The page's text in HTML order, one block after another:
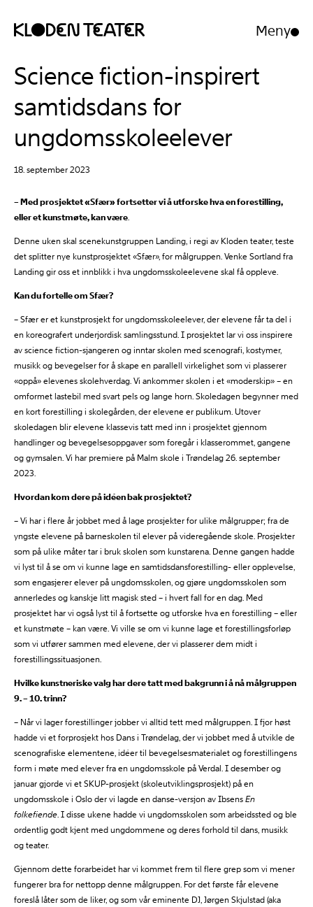
Hopp
innhold
Hopp
navigasjon
Meny
Åpne/
Science fiction-inspirert
samtidsdans for
ungdomsskoleelever
18. september 2023
– Med prosjektet «Sfær» fortsetter vi å utforske hva en forestilling,
eller et kunstmøte, kan være.
Denne uken skal scenekunstgruppen Landing, i regi av Kloden teater, teste
det splitter nye kunstprosjektet «Sfær», for målgruppen. Venke Sortland fra
Landing gir oss et innblikk i hva ungdomsskoleelevene skal få oppleve.
Kan du fortelle om Sfær?
– Sfær er et kunstprosjekt for ungdomsskoleelever, der elevene får ta del i
en koreografert underjordisk samlingsstund. I prosjektet lar vi oss inspirere
av science fiction-sjangeren og inntar skolen med scenografi, kostymer,
musikk og bevegelser for å skape en parallell virkelighet som vi plasserer
«oppå» elevenes skolehverdag. Vi ankommer skolen i et «moderskip» – en
omformet lastebil med svart pels og lange horn. Skoledagen begynner med
en kort forestilling i skolegården, der elevene er publikum. Utover
skoledagen blir elevene klassevis tatt med inn i prosjektet gjennom
handlinger og bevegelsesoppgaver som foregår i klasserommet, gangene
og gymsalen. Vi har premiere på Malm skole i Trøndelag 26. september
2023.
Hvordan kom dere på idéen bak prosjektet?
– Vi har i flere år jobbet med å lage prosjekter for ulike målgrupper; fra de
yngste elevene på barneskolen til elever på videregående skole. Prosjekter
som på ulike måter tar i bruk skolen som kunstarena. Denne gangen hadde
vi lyst til å se om vi kunne lage en samtidsdansforestilling- eller opplevelse,
som engasjerer elever på ungdomsskolen, og gjøre ungdomsskolen som
annerledes og kanskje litt magisk sted – i hvert fall for en dag. Med
prosjektet har vi også lyst til å fortsette og utforske hva en forestilling – eller
et kunstmøte – kan være. Vi ville se om vi kunne lage et forestillingsforløp
som vi utfører sammen med elevene, der vi plasserer dem midt i
forestillingssituasjonen.
Hvilke kunstneriske valg har dere tatt med bakgrunn i å nå målgruppen
9. – 10. trinn?
– Når vi lager forestillinger jobber vi alltid tett med målgruppen. I fjor høst
hadde vi et forprosjekt hos Dans i Trøndelag, der vi jobbet med å utvikle de
scenografiske elementene, idéer til bevegelsesmaterialet og forestillingens
form i møte med elever fra en ungdomsskole på Verdal. I desember og
januar gjorde vi et SKUP-prosjekt (skoleutviklingsprosjekt) på en
ungdomsskole i Oslo der vi lagde en danse-versjon av IbsensEn
folkefiende. I disse ukene hadde vi ungdomsskolen som arbeidssted og ble
ordentlig godt kjent med ungdommene og deres forhold til dans, musikk
og teater.
Gjennom dette forarbeidet har vi kommet frem til flere grep som vi mener
fungerer bra for nettopp denne målgruppen. For det første får elevene
foreslå låter som de liker, og som vår eminente DJ, Jørgen Skjulstad (aka